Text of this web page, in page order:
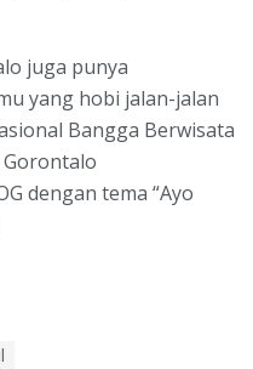
juga punya
yang hobi jalan-jalan
Bangga Berwisata
Gorontalo
dengan tema “Ayo